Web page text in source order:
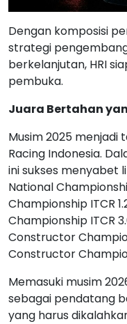
Dengan komposisi
strategi
berkelanjutan, HRI
pembuka.
Juara Bertahan
Musim 2025 menjadi
Racing Indonesia.
ini sukses menyabet
National
Championship ITCR
Championship ITCR
Constructor
Constructor
Memasuki musim
sebagai pendatang
yang harus